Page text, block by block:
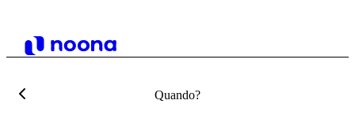
Quando?